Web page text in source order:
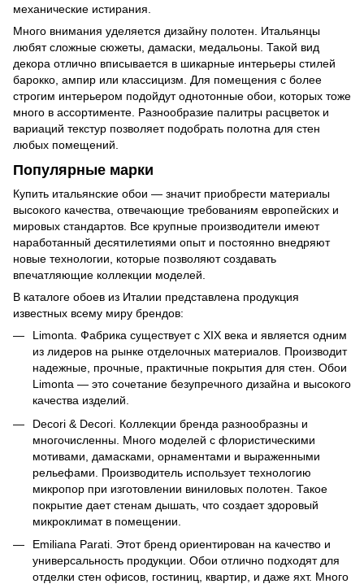
механические истирания.
Много внимания уделяется дизайну полотен. Итальянцы
любят сложные сюжеты, дамаски, медальоны. Такой вид
декора отлично вписывается в шикарные интерьеры стилей
барокко, ампир или классицизм. Для помещения с более
строгим интерьером подойдут однотонные обои, которых тоже
много в ассортименте. Разнообразие палитры расцветок и
вариаций текстур позволяет подобрать полотна для стен
любых помещений.
Популярные марки
Купить итальянские обои — значит приобрести материалы
высокого качества, отвечающие требованиям европейских и
мировых стандартов. Все крупные производители имеют
наработанный десятилетиями опыт и постоянно внедряют
новые технологии, которые позволяют создавать
впечатляющие коллекции моделей.
В каталоге обоев из Италии представлена продукция
известных всему миру брендов:
Limonta. Фабрика существует с XIX века и является одним
из лидеров на рынке отделочных материалов. Производит
надежные, прочные, практичные покрытия для стен. Обои
Limonta — это сочетание безупречного дизайна и высокого
качества изделий.
Decori & Decori. Коллекции бренда разнообразны и
многочисленны. Много моделей с флористическими
мотивами, дамасками, орнаментами и выраженными
рельефами. Производитель использует технологию
микропор при изготовлении виниловых полотен. Такое
покрытие дает стенам дышать, что создает здоровый
микроклимат в помещении.
Emiliana Parati. Этот бренд ориентирован на качество и
универсальность продукции. Обои отлично подходят для
отделки стен офисов, гостиниц, квартир, и даже яхт. Много